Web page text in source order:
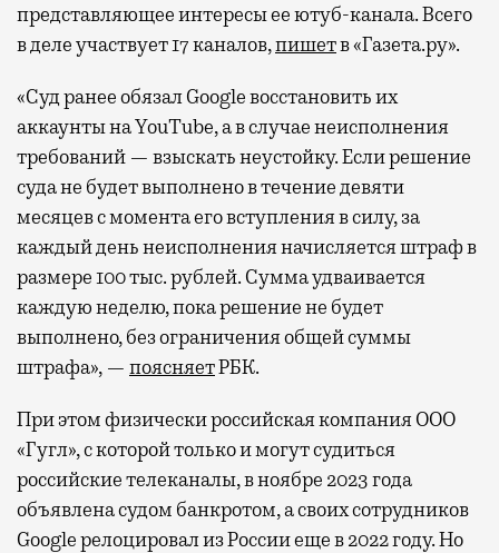
представляющее интересы ее ютуб-канала. Всего
в деле участвует 17 каналов,пишетв «Газета.ру».
«Суд ранее обязал Google восстановить их
аккаунты на YouTube, а в случае неисполнения
требований — взыскать неустойку. Если решение
суда не будет выполнено в течение девяти
месяцев с момента его вступления в силу, за
каждый день неисполнения начисляется штраф в
размере 100 тыс. рублей. Сумма удваивается
каждую неделю, пока решение не будет
выполнено, без ограничения общей суммы
штрафа», — поясняетРБК.
При этом физически российская компания ООО
«Гугл», с которой только и могут судиться
российские телеканалы, в ноябре 2023 года
объявлена судом банкротом, а своих сотрудников
Google релоцировал из России еще в 2022 году. Но